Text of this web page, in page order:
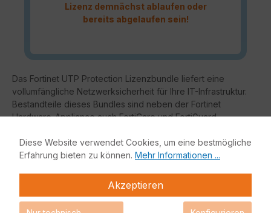
Lizenz demnächst ablaufen oder
bereits abgelaufen sein!
Das Fortinet UTP Protection Lizenzbundle liefert eine
vollumfängliche Netzwerksicherheit für Ihre IT-Infrastruktur.
Bestandteile dieses Bundles sind neben der Fortinet
Hardware-Appliance auch FortiCare und FortiGuard.
Unified Threat Protection (UTP)
Advanced Threat
Protection (ATP)
Diese Website verwendet Cookies, um eine bestmögliche
Erfahrung bieten zu können. Mehr Informationen ...
Akzeptieren